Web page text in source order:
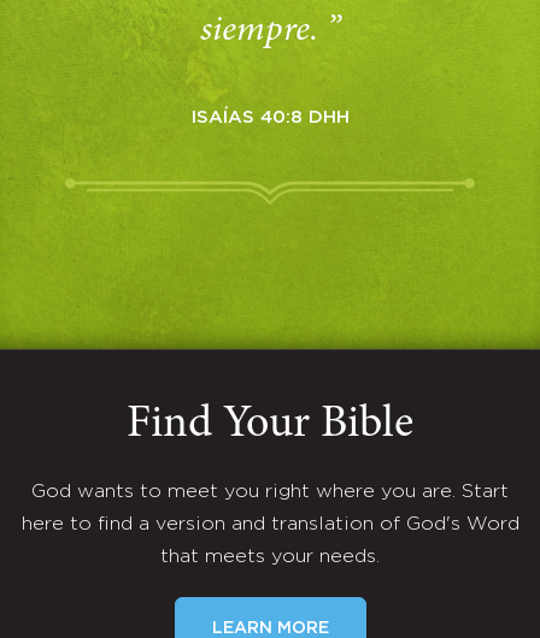
siempre. ”
ISAÍAS 40:8 DHH
Find Your Bible
God wants to meet you right where you are. Start
here to find a version and translation of God's Word
that meets your needs.
LEARN MORE